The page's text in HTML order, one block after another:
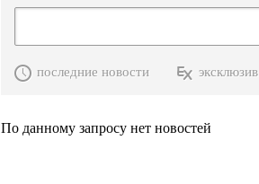
последние новости эксклюзив
По данному запросу нет новостей